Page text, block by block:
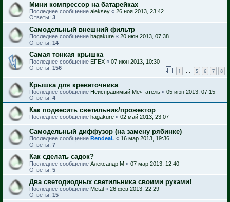
Мини компрессор на батарейках
Последнее сообщение aleksey « 26 ноя 2013, 23:42
Ответы: 3
Самодельный внешний фильтр
Последнее сообщение hagakure « 20 июн 2013, 07:38
Ответы: 14
Самая тонкая крышка
Последнее сообщение EFEX « 07 июн 2013, 10:30
Ответы: 156 1 … 5 6 7 8
Крышка для креветочника
Последнее сообщение Неисправимый Мечтатель « 05 июн 2013, 07:15
Ответы: 4
Как подвесить светильник/прожектор
Последнее сообщение hagakure « 02 май 2013, 23:07
Самодельный диффузор (на замену рябинке)
Последнее сообщение RendeaL « 16 мар 2013, 19:36
Ответы: 7
Как сделать садок?
Последнее сообщение Александр М « 07 мар 2013, 12:40
Ответы: 5
Два светодиодных светильника своими руками!
Последнее сообщение Metal « 26 фев 2013, 22:29
Ответы: 15